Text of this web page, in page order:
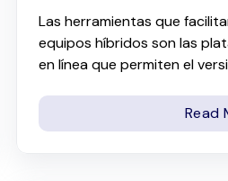
Las herramientas que
equipos híbridos son las
en línea que permiten el
Read